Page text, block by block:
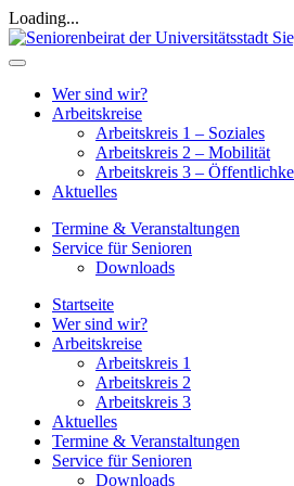
Loading...
Wer sind wir?
Arbeitskreise
Arbeitskreis 1 – Soziales
Arbeitskreis 2 – Mobilität
Arbeitskreis 3 –
Aktuelles
Termine & Veranstaltungen
Service für Senioren
Downloads
Startseite
Wer sind wir?
Arbeitskreise
Arbeitskreis 1
Arbeitskreis 2
Arbeitskreis 3
Aktuelles
Termine & Veranstaltungen
Service für Senioren
Downloads